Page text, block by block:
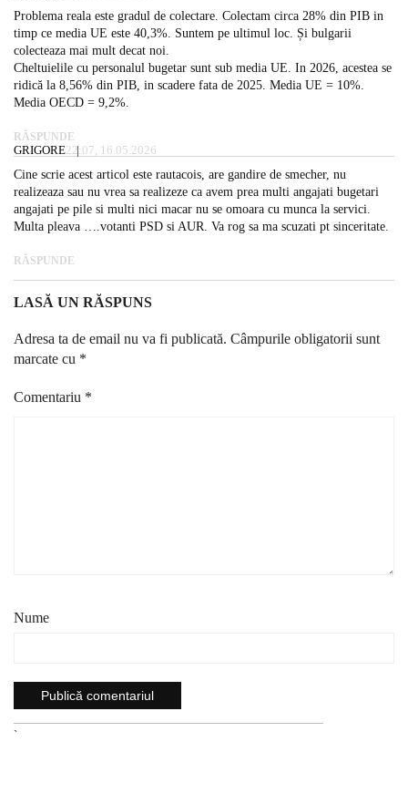
Problema reala este gradul de colectare. Colectam circa 28% din PIB in
timp ce media UE este 40,3%. Suntem pe ultimul loc. Și bulgarii
colecteaza mai mult decat noi.
Cheltuielile cu personalul bugetar sunt sub media UE. In 2026, acestea se
ridică la 8,56% din PIB, in scadere fata de 2025. Media UE = 10%.
Media OECD = 9,2%.
RĂSPUNDE
GRIGORE22:07, 16.05.2026
Cine scrie acest articol este rautacois, are gandire de smecher, nu
realizeaza sau nu vrea sa realizeze ca avem prea multi angajati bugetari
angajati pe pile si multi nici macar nu se omoara cu munca la servici.
Multa pleava ….votanti PSD si AUR. Va rog sa ma scuzati pt sinceritate.
RĂSPUNDE
LASĂ UN RĂSPUNS
Adresa ta de email nu va fi publicată. Câmpurile obligatorii sunt
marcate cu *
Comentariu *
Nume
`